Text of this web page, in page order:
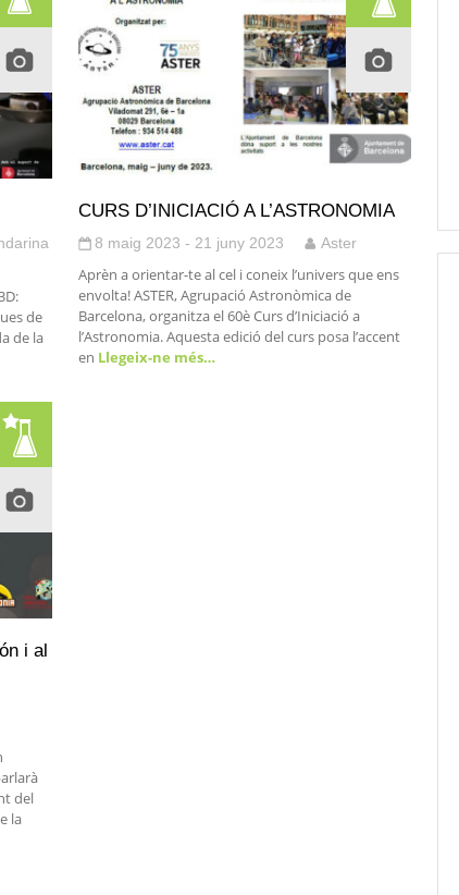
de
de la
CURS D’INICIACIÓ A L’ASTRONOMIA
8 maig 2023 - 21 juny 2023 Aster
Aprèn a orientar-te al cel i coneix l’univers que ens
envolta! ASTER, Agrupació Astronòmica de
Barcelona, organitza el 60è Curs d’Iniciació a
l’Astronomia. Aquesta edició del curs posa l’accent
en Llegeix-ne més…
i al
del
la